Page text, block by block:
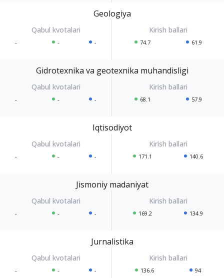
Geologiya
- - - 74.7 61.9
Gidrotexnika va geotexnika muhandisligi
- - - 68.1 57.9
Iqtisodiyot
- - - 171.1 140.6
Jismoniy madaniyat
- - - 169.2 134.9
Jurnalistika
- - - 136.6 94